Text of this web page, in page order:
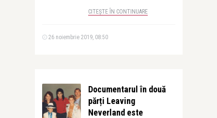
CITEȘTE ÎN CONTINUARE
26 noiembrie 2019, 08:50
Documentarul în două
părți Leaving
Neverland este